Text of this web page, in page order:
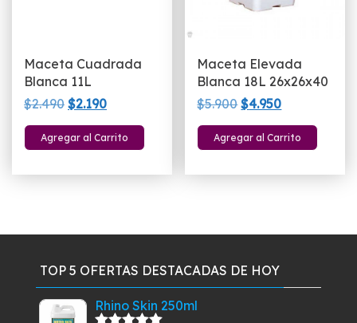
Maceta Cuadrada
Blanca 11L
$2.490 El
precio
original
$2.190El
precio
actual
Agregar al Carrito
Maceta Elevada
Blanca 18L 26x26x40
$5.900El
precio
original
$4.950El
precio
actual
Agregar al Carrito
TOP 5 OFERTAS DESTACADAS DE HOY
Rhino Skin 250ml